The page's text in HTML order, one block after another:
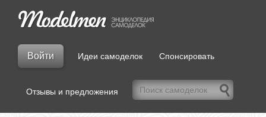
Войти Идеи самоделок Спонсировать
Отзывы и предложения